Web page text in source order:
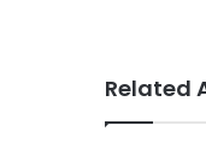
Related